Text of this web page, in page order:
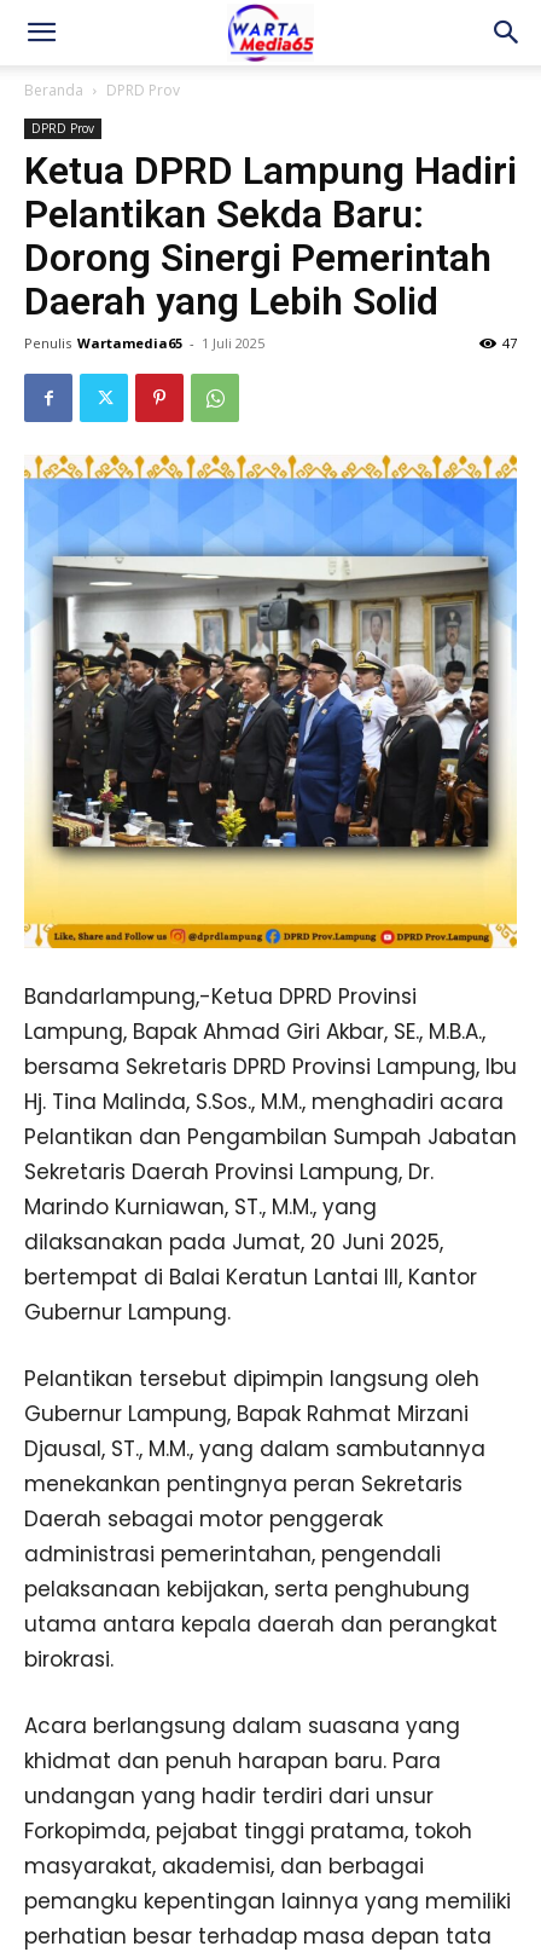
Beranda DPRD Prov
DPRD Prov
Ketua DPRD Lampung Hadiri
Pelantikan Sekda Baru:
Dorong Sinergi Pemerintah
Daerah yang Lebih Solid
Penulis Wartamedia65 - 1 Juli 2025 47
Bandarlampung,-Ketua DPRD Provinsi
Lampung, Bapak Ahmad Giri Akbar, SE., M.B.A.,
bersama Sekretaris DPRD Provinsi Lampung, Ibu
Hj. Tina Malinda, S.Sos., M.M., menghadiri acara
Pelantikan dan Pengambilan Sumpah Jabatan
Sekretaris Daerah Provinsi Lampung, Dr.
Marindo Kurniawan, ST., M.M., yang
dilaksanakan pada Jumat, 20 Juni 2025,
bertempat di Balai Keratun Lantai III, Kantor
Gubernur Lampung.
Pelantikan tersebut dipimpin langsung oleh
Gubernur Lampung, Bapak Rahmat Mirzani
Djausal, ST., M.M., yang dalam sambutannya
menekankan pentingnya peran Sekretaris
Daerah sebagai motor penggerak
administrasi pemerintahan, pengendali
pelaksanaan kebijakan, serta penghubung
utama antara kepala daerah dan perangkat
birokrasi.
Acara berlangsung dalam suasana yang
khidmat dan penuh harapan baru. Para
undangan yang hadir terdiri dari unsur
Forkopimda, pejabat tinggi pratama, tokoh
masyarakat, akademisi, dan berbagai
pemangku kepentingan lainnya yang memiliki
perhatian besar terhadap masa depan tata